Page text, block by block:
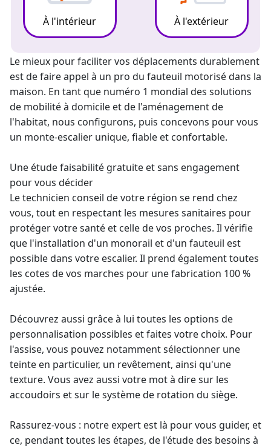
À l'intérieur À l'extérieur
Le mieux pour faciliter vos déplacements durablement
est de faire appel à un pro du fauteuil motorisé dans la
maison. En tant que numéro 1 mondial des solutions
de mobilité à domicile et de l'aménagement de
l'habitat, nous configurons, puis concevons pour vous
un monte-escalier unique, fiable et confortable.
Une étude faisabilité gratuite et sans engagement
pour vous décider
Le technicien conseil de votre région se rend chez
vous, tout en respectant les mesures sanitaires pour
protéger votre santé et celle de vos proches. Il vérifie
que l'installation d'un monorail et d'un fauteuil est
possible dans votre escalier. Il prend également toutes
les cotes de vos marches pour une fabrication 100 %
ajustée.
Découvrez aussi grâce à lui toutes les options de
personnalisation possibles et faites votre choix. Pour
l'assise, vous pouvez notamment sélectionner une
teinte en particulier, un revêtement, ainsi qu'une
texture. Vous avez aussi votre mot à dire sur les
accoudoirs et sur le système de rotation du siège.
Rassurez-vous : notre expert est là pour vous guider, et
ce, pendant toutes les étapes, de l'étude des besoins à